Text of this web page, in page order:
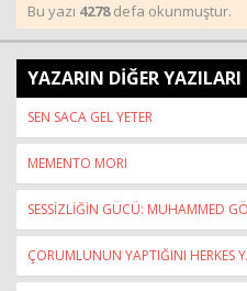
Bu yazı 4278defa okunmuştur.
YAZARIN DİĞER YAZILARI
SEN SACA GEL YETER
MEMENTO MORI
SESSİZLİĞİN GÜCÜ: MUHAMMED
ÇORUMLUNUN YAPTIĞINI HERKES